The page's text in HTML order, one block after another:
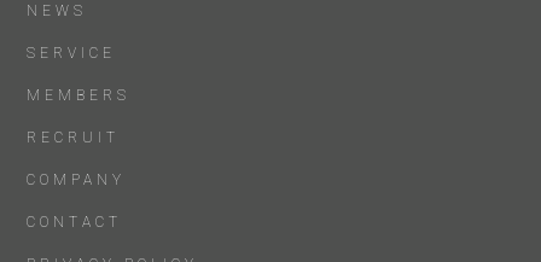
NEWS
SERVICE
MEMBERS
RECRUIT
COMPANY
CONTACT